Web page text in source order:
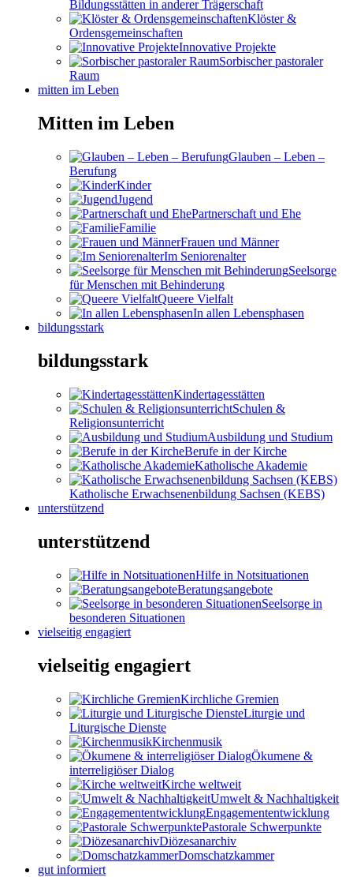
Bildungsstätten in anderer Trägerschaft
Klöster &
Ordensgemeinschaften
Innovative Projekte
Sorbischer pastoraler
Raum
mitten im Leben
Mitten im Leben
Glauben – Leben –
Berufung
Kinder
Jugend
Partnerschaft und Ehe
Familie
Frauen und Männer
Im Seniorenalter
Seelsorge
für Menschen mit Behinderung
Queere Vielfalt
In allen Lebensphasen
bildungsstark
bildungsstark
Kindertagesstätten
Schulen &
Religionsunterricht
Ausbildung und Studium
Berufe in der Kirche
Katholische Akademie
Katholische Erwachsenenbildung Sachsen (KEBS)
unterstützend
unterstützend
Hilfe in Notsituationen
Beratungsangebote
Seelsorge in
besonderen Situationen
vielseitig engagiert
vielseitig engagiert
Kirchliche Gremien
Liturgie und
Liturgische Dienste
Kirchenmusik
Ökumene &
interreligiöser Dialog
Kirche weltweit
Umwelt & Nachhaltigkeit
Engagemententwicklung
Pastorale Schwerpunkte
Diözesanarchiv
Domschatzkammer
gut informiert